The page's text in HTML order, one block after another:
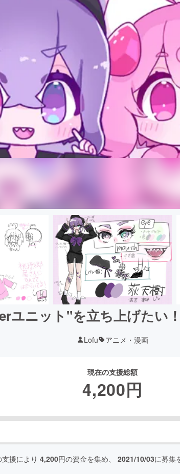
ユニット"を立ち上げたい
Lofu アニメ・漫画
現在の支援総額
4,200円
支援により 4,200円の資金を集め、 2021/10/03に募集